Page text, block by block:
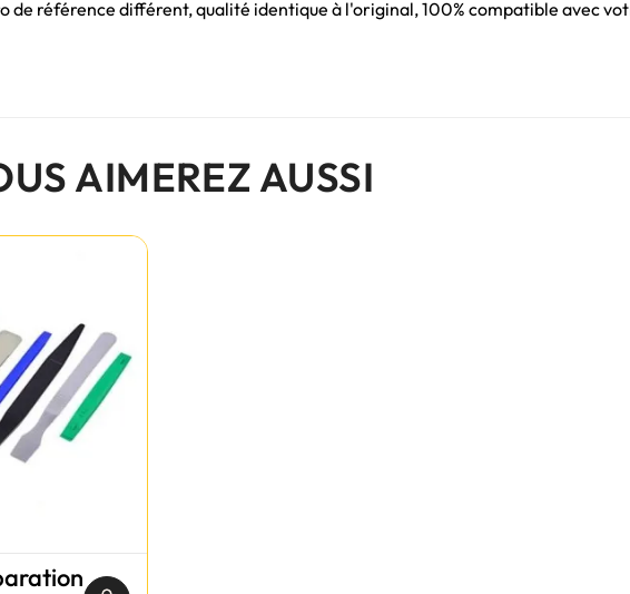
de référence différent, qualité identique à l'original, 100% compatible avec
AIMEREZ AUSSI